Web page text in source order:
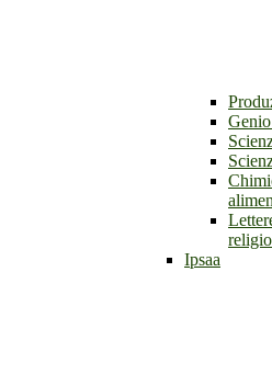
Ipsaa